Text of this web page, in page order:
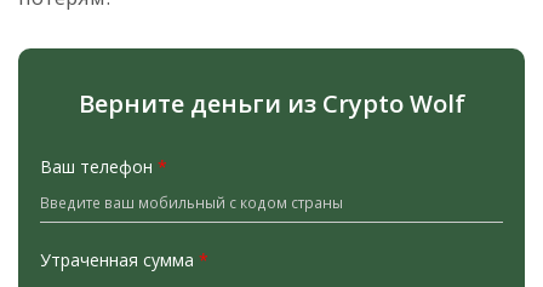
Верните деньги из Crypto Wolf
Ваш телефон *
Утраченная сумма *